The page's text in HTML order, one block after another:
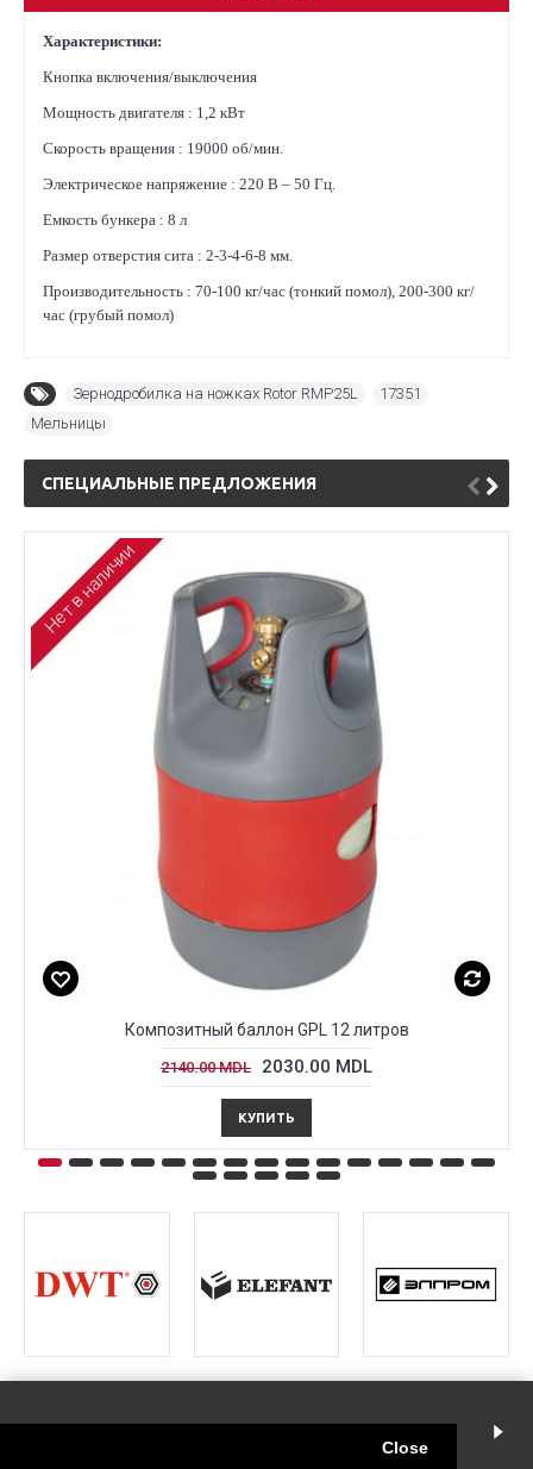
Close
Характеристики:
Кнопка включения/выключения
Мощность двигателя : 1,2 кВт
Скорость вращения : 19000 об/мин.
Электрическое напряжение : 220 В – 50 Гц.
Емкость бункера : 8 л
Размер отверстия сита : 2-3-4-6-8 мм.
Производительность : 70-100 кг/час (тонкий помол), 200-300 кг/
час (грубый помол)
Зернодробилка на ножках Rotor RMP25L 17351
Мельницы
СПЕЦИАЛЬНЫЕ ПРЕДЛОЖЕНИЯ
Нет в наличии
Композитный баллон GPL 12 литров
2140.00 MDL 2030.00 MDL
КУПИТЬ
ИНСТРУМЕНТМАРКЕТ